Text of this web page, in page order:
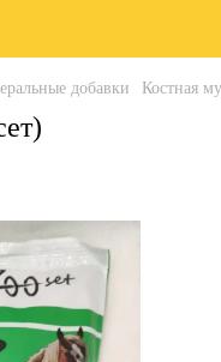
добавки Костная